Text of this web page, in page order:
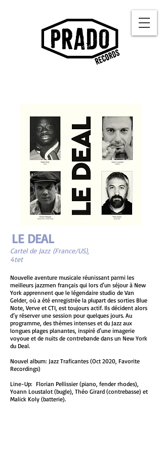
LE DEAL
Cartel de Jazz (France/US),
4tet
Nouvelle aventure musicale réunissant parmi les
meilleurs jazzmen français qui lors d’un séjour à New
York apprennent que le légendaire studio de Van
Gelder, où a été enregistrée la plupart des sorties Blue
Note, Verve et CTI, est toujours actif. Ils décident alors
d’y réserver une session pour quelques jours. Au
programme, des thèmes intenses et du Jazz aux
longues plages planantes, inspiré d’une imagerie
voyoue et de nuits de contrebande dans un New York
du Deal.
Nouvel album: Jazz Traficantes (Oct 2020, Favorite
Recordings)
Line-Up: Florian Pellissier (piano, fender rhodes),
Yoann Loustalot (bugle), Théo Girard (contrebasse) et
Malick Koly (batterie).